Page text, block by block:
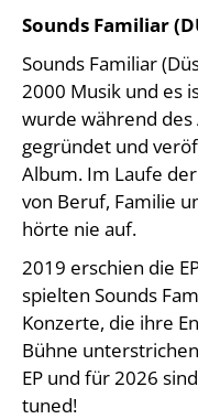
Sounds Familiar
Sounds Familiar
2000 Musik und es
wurde während des
gegründet und
Album. Im Laufe
von Beruf, Familie
hörte nie auf.
2019 erschien die
spielten Sounds
Konzerte, die ihre
Bühne
EP und für 2026
tuned!